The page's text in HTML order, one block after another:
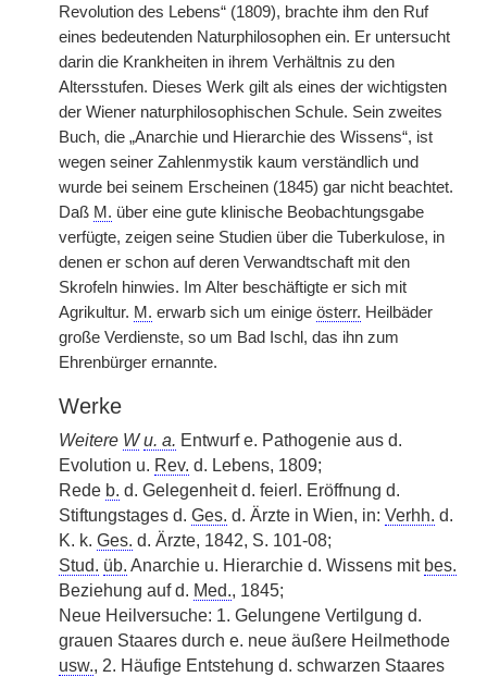
Revolution des Lebens“ (1809), brachte ihm den Ruf
eines bedeutenden Naturphilosophen ein. Er untersucht
darin die Krankheiten in ihrem Verhältnis zu den
Altersstufen. Dieses Werk gilt als eines der wichtigsten
der Wiener naturphilosophischen Schule. Sein zweites
Buch, die „Anarchie und Hierarchie des Wissens“, ist
wegen seiner Zahlenmystik kaum verständlich und
wurde bei seinem Erscheinen (1845) gar nicht beachtet.
Daß M. über eine gute klinische Beobachtungsgabe
verfügte, zeigen seine Studien über die Tuberkulose, in
denen er schon auf deren Verwandtschaft mit den
Skrofeln hinwies. Im Alter beschäftigte er sich mit
Agrikultur. M. erwarb sich um einige österr. Heilbäder
große Verdienste, so um Bad Ischl, das ihn zum
Ehrenbürger ernannte.
Werke
Weitere W u. a. Entwurf e. Pathogenie aus d.
Evolution u. Rev. d. Lebens, 1809;
Rede b. d. Gelegenheit d. feierl. Eröffnung d.
Stiftungstages d. Ges. d. Ärzte in Wien, in: Verhh. d.
K. k. Ges. d. Ärzte, 1842, S. 101-08;
Stud. üb. Anarchie u. Hierarchie d. Wissens mit bes.
Beziehung auf d. Med., 1845;
Neue Heilversuche: 1. Gelungene Vertilgung d.
grauen Staares durch e. neue äußere Heilmethode
usw., 2. Häufige Entstehung d. schwarzen Staares